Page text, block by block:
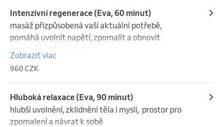
Intenzivní regenerace (Eva, 60 minut)
masáž přizpůsobená vaší aktuální potřebě,
pomáhá uvolnit napětí, zpomalit a obnovit
rovnováhu těla i mysli
* Každá masáž je přizpůsobená aktuálním potřebám
– může zahrnovat regenerační, relaxační i sportovní
prvky.
@massages.by.eva
Zobraziť viac
960 CZK
Hluboká relaxace (Eva, 90 minut)
hlubší uvolnění, zklidnění těla i mysli,  prostor pro
zpomalení a návrat k sobě